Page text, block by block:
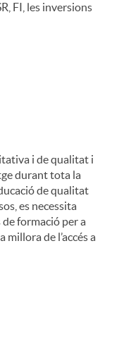
FI, les inversions
i de qualitat i
durant tota la
de qualitat
es necessita
formació per a
millora de l’accés a